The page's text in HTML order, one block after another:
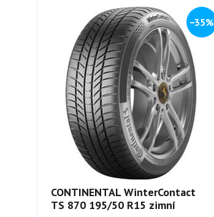
−35%
CONTINENTAL WinterContact
TS 870 195/50 R15 zimní